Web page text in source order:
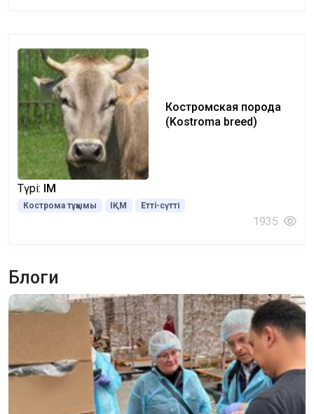
Костромская порода
(Kostroma breed)
Түрі: ІҚМ
Кострома тұқымы ІҚМ Етті-сүтті
1935
Блоги